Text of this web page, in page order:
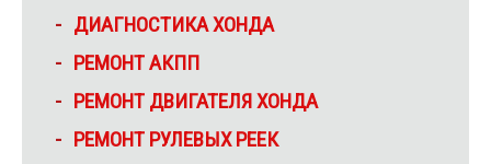
ДИАГНОСТИКА ХОНДА
РЕМОНТ АКПП
РЕМОНТ ДВИГАТЕЛЯ ХОНДА
РЕМОНТ РУЛЕВЫХ РЕЕК